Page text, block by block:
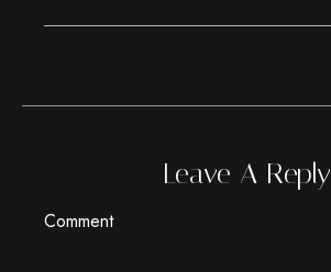
Leave A Reply
Comment